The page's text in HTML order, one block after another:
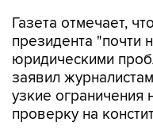
Газета отмечает,
президента "почти
юридическими
заявил
узкие ограничения
проверку на